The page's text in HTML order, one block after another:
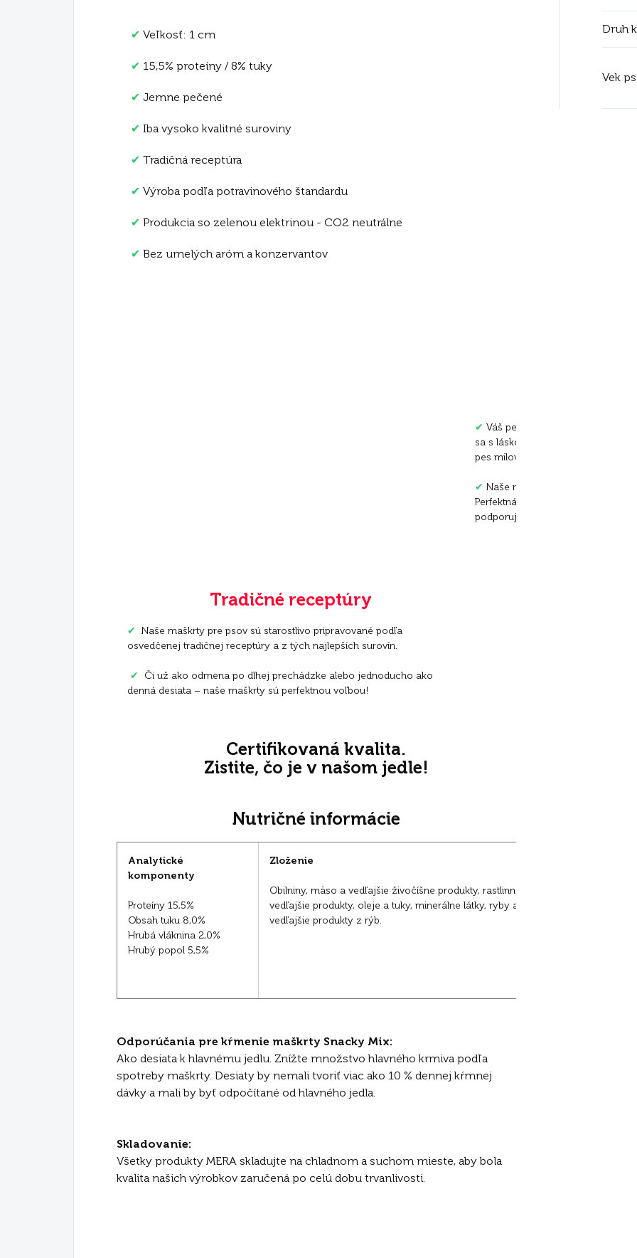
✔ Veľkosť: 1 cm
✔ 15,5% proteíny / 8% tuky
✔ Jemne pečené
✔ Iba vysoko kvalitné suroviny
✔ Tradičná receptúra
✔ Výroba podľa potravinového štandardu
✔ Produkcia so zelenou elektrinou - CO2 neutrálne
✔ Bez umelých aróm a konzervantov
✔ Váš pes si zaslúži len to
sa s láskou pečú v rúre. Zdravé a
pes milovať.
✔ Naše maškrty sú bez umelých
Perfektná desiata pre prirodzenú a
podporuje pohodu vášho psa.
Tradičné receptúry
✔ Naše maškrty pre psov sú starostlivo pripravované podľa
osvedčenej tradičnej receptúry a z tých najlepších surovín.
✔
Či už ako odmena po dlhej prechádzke alebo jednoducho ako
denná desiata – naše maškrty sú perfektnou voľbou!
Certifikovaná kvalita.
Zistite, čo je v našom jedle!
Nutričné informácie
Analytické
komponenty
Proteíny 15,5%
Obsah tuku 8,0%
Hrubá vláknina 2,0%
Hrubý popol 5,5%
Zloženie
Obilniny, mäso a vedľajšie živočíšne produkty, rastlinné
vedľajšie produkty, oleje a tuky, minerálne látky, ryby a
vedľajšie produkty z rýb.
Odporúčania pre kŕmenie maškrty Snacky Mix:
Ako desiata k hlavnému jedlu. Znížte množstvo hlavného krmiva podľa
spotreby maškrty. Desiaty by nemali tvoriť viac ako 10 % dennej kŕmnej
dávky a mali by byť odpočítané od hlavného jedla.
Skladovanie:
Všetky produkty MERA skladujte na chladnom a suchom mieste, aby bola
kvalita našich výrobkov zaručená po celú dobu trvanlivosti.
Druh
Vek